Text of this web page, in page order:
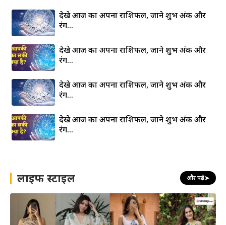
देखे आज का अपना राशिफल, जाने शुभ अंक और
रंग…
देखे आज का अपना राशिफल, जाने शुभ अंक और
रंग…
देखे आज का अपना राशिफल, जाने शुभ अंक और
रंग…
देखे आज का अपना राशिफल, जाने शुभ अंक और
रंग…
लाइफ स्टाइल और पढ़ें➤